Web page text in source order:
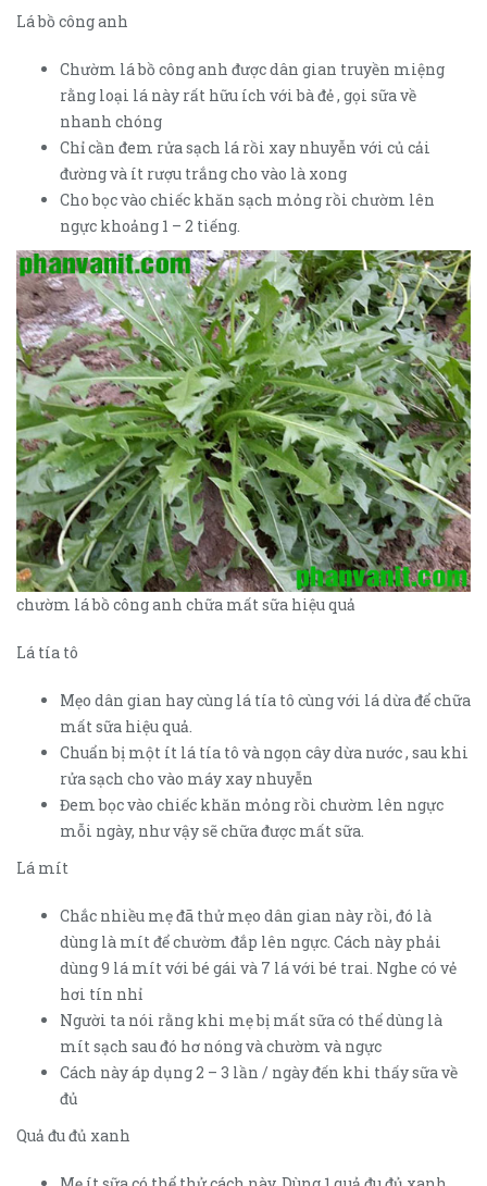
Lá bồ công anh
Chườm lá bồ công anh được dân gian truyền miệng
rằng loại lá này rất hữu ích với bà đẻ , gọi sữa về
nhanh chóng
Chỉ cần đem rửa sạch lá rồi xay nhuyễn với củ cải
đường và ít rượu trắng cho vào là xong
Cho bọc vào chiếc khăn sạch mỏng rồi chườm lên
ngực khoảng 1 – 2 tiếng.
chườm lá bồ công anh chữa mất sữa hiệu quả
Lá tía tô
Mẹo dân gian hay cùng lá tía tô cùng với lá dừa để chữa
mất sữa hiệu quả.
Chuẩn bị một ít lá tía tô và ngọn cây dừa nước , sau khi
rửa sạch cho vào máy xay nhuyễn
Đem bọc vào chiếc khăn mỏng rồi chườm lên ngực
mỗi ngày, như vậy sẽ chữa được mất sữa.
Lá mít
Chắc nhiều mẹ đã thử mẹo dân gian này rồi, đó là
dùng là mít để chườm đắp lên ngực. Cách này phải
dùng 9 lá mít với bé gái và 7 lá với bé trai. Nghe có vẻ
hơi tín nhỉ
Người ta nói rằng khi mẹ bị mất sữa có thể dùng là
mít sạch sau đó hơ nóng và chườm và ngực
Cách này áp dụng 2 – 3 lần / ngày đến khi thấy sữa về
đủ
Quả đu đủ xanh